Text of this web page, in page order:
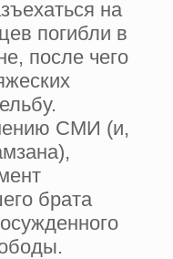
на
погибли в
после чего
СМИ (и,
брата